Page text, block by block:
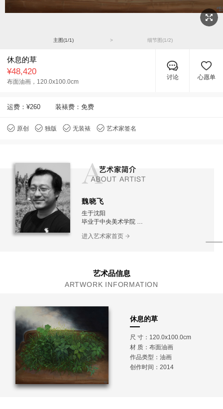
主图(1/1) > 细节图(1/2)
休息的草
¥48,420
布面油画， 120.0x100.0cm
讨论 心愿单
运费： ¥260 装裱费：免费
原创 独版 无装裱 艺术家签名
魏晓飞
生于沈阳
毕业于中央美术学院
进入艺术家首页
艺术品信息
ARTWORK INFORMATION
休息的草
尺 寸：120.0x100.0cm
材 质： 布面油画
作品类型：油画
创作时间：2014